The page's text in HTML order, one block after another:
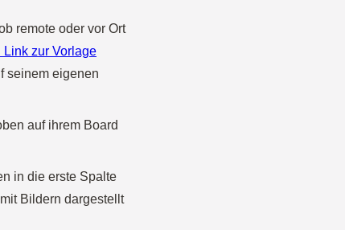
remote oder vor Ort
Link zur Vorlage
seinem eigenen
auf ihrem Board
in die erste Spalte
Bildern dargestellt